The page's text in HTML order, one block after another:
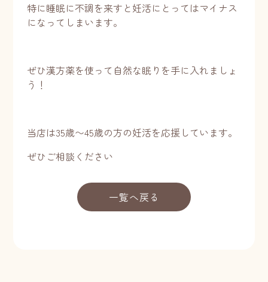
特に睡眠に不調を来すと妊活にとってはマイナス
になってしまいます。
ぜひ漢方薬を使って自然な眠りを手に入れましょ
う！
当店は35歳〜45歳の方の妊活を応援しています。
ぜひご相談ください
一覧へ戻る